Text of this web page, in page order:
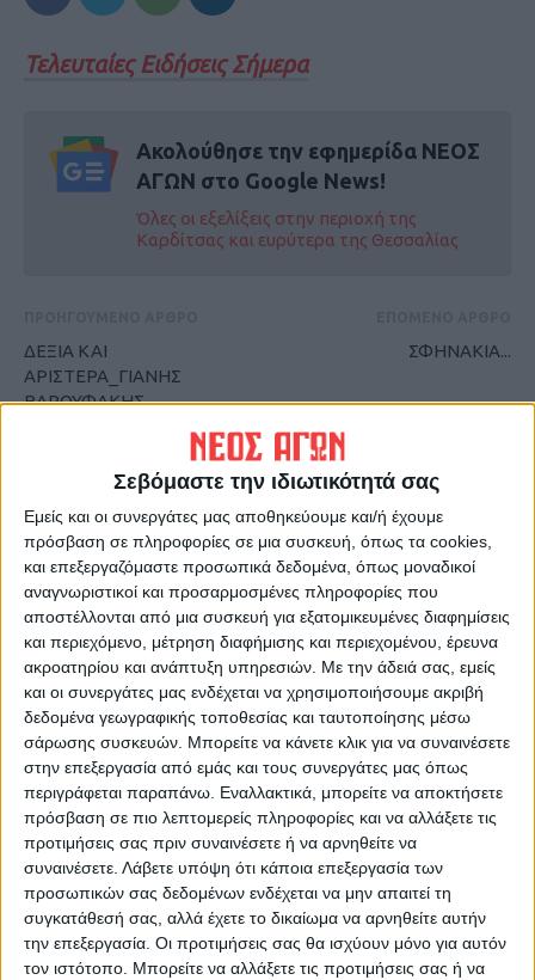
Σεβόμαστε την ιδιωτικότητά σας
Εμείς και οι συνεργάτες μας αποθηκεύουμε και/ή έχουμε
πρόσβαση σε πληροφορίες σε μια συσκευή, όπως τα cookies,
και επεξεργαζόμαστε προσωπικά δεδομένα, όπως μοναδικοί
αναγνωριστικοί και προσαρμοσμένες πληροφορίες που
αποστέλλονται από μια συσκευή για εξατομικευμένες διαφημίσεις
και περιεχόμενο, μέτρηση διαφήμισης και περιεχομένου, έρευνα
ακροατηρίου και ανάπτυξη υπηρεσιών. Με την άδειά σας, εμείς
και οι συνεργάτες μας ενδέχεται να χρησιμοποιήσουμε ακριβή
δεδομένα γεωγραφικής τοποθεσίας και ταυτοποίησης μέσω
σάρωσης συσκευών. Μπορείτε να κάνετε κλικ για να συναινέσετε
στην επεξεργασία από εμάς και τους συνεργάτες μας όπως
περιγράφεται παραπάνω. Εναλλακτικά, μπορείτε να αποκτήσετε
πρόσβαση σε πιο λεπτομερείς πληροφορίες και να αλλάξετε τις
προτιμήσεις σας πριν συναινέσετε ή να αρνηθείτε να
συναινέσετε. Λάβετε υπόψη ότι κάποια επεξεργασία των
προσωπικών σας δεδομένων ενδέχεται να μην απαιτεί τη
συγκατάθεσή σας, αλλά έχετε το δικαίωμα να αρνηθείτε αυτήν
την επεξεργασία. Οι προτιμήσεις σας θα ισχύουν μόνο για αυτόν
τον ιστότοπο. Μπορείτε να αλλάξετε τις προτιμήσεις σας ή να
Τελευταίες Ειδήσεις Σήμερα
Ακολούθησε την εφημερίδα ΝΕΟΣ
ΑΓΩΝ στο Google News!
Όλες οι εξελίξεις στην περιοχή της
Καρδίτσας και ευρύτερα της Θεσσαλίας
ΔΕΞΙΑ ΚΑΙ
ΑΡΙΣΤΕΡΑ_ΓΙΑΝΗΣ
ΒΑΡΟΥΦΑΚΗΣ
ΣΦΗΝΑΚΙΑ...
ΝΕΟΣ ΑΓΩΝ
https://neosagon.gr
Η Αρχαιότερη Καθημερινή Πρωινή Εφημερίδα της Καρδίτσας
ΠΑΡΟΜΟΙΑ ΑΡΘΡΑ